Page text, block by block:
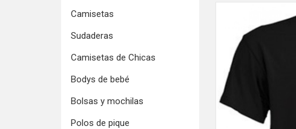
Camisetas
Sudaderas
Camisetas de Chicas
Bodys de bebé
Bolsas y mochilas
Polos de pique